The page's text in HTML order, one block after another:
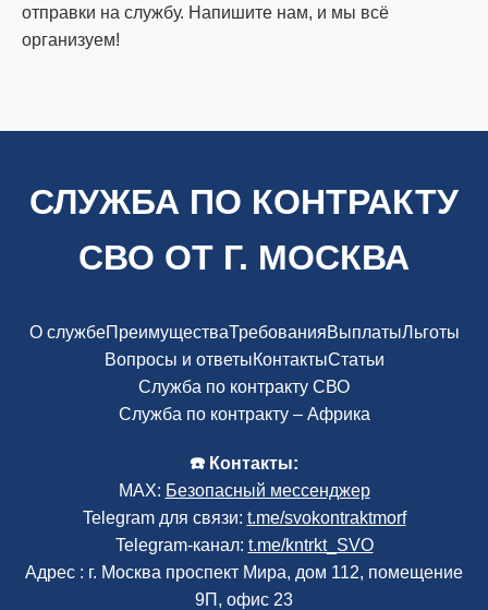
отправки на службу. Напишите нам, и мы всё
организуем!
СЛУЖБА ПО КОНТРАКТУ
СВО ОТ Г. МОСКВА
О службеПреимуществаТребованияВыплатыЛьготы
Вопросы и ответыКонтактыСтатьи
Служба по контракту СВО
Служба по контракту – Африка
☎️ Контакты:
MAX: Безопасный мессенджер
Telegram для связи: t.me/svokontraktmorf
Telegram-канал: t.me/kntrkt_SVO
Адрес : г. Москва проспект Мира, дом 112, помещение
9П, офис 23